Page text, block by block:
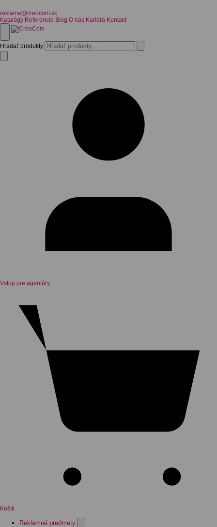
reklama@creocom.sk
Katalógy Referencie Blog O nás Kariéra Kontakt
Hľadať produkty
Vstup pre agentúry
Košík
Reklamné predmety